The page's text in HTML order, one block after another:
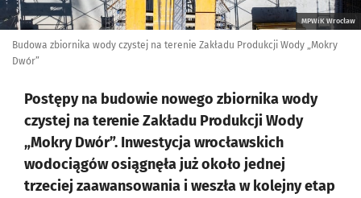
MPWiK Wrocław
Budowa zbiornika wody czystej na terenie Zakładu Produkcji Wody „Mokry
Dwór”
Postępy na budowie nowego zbiornika wody
czystej na terenie Zakładu Produkcji Wody
„Mokry Dwór”. Inwestycja wrocławskich
wodociągów osiągnęła już około jednej
trzeciej zaawansowania i weszła w kolejny etap